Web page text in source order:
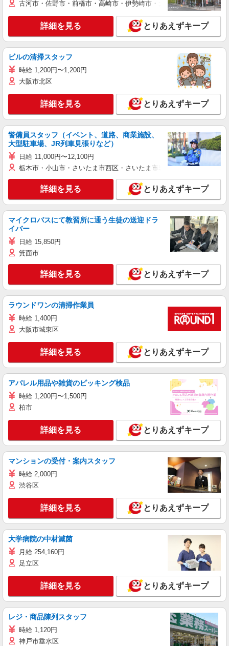
古河市・佐野市・前橋市・高崎市・伊勢崎市・太田市・館林市・藤
詳細を見る とりあえずキープ
ビルの清掃スタッフ
時給 1,200円〜1,200円
大阪市北区
詳細を見る とりあえずキープ
警備員スタッフ（イベント、道路、商業施設、
大型駐車場、JR列車見張りなど）
日給 11,000円〜12,100円
栃木市・小山市・さいたま市西区・さいたま市岩槻区・久喜市・蓮田
詳細を見る とりあえずキープ
マイクロバスにて教習所に通う生徒の送迎ドラ
イバー
日給 15,850円
箕面市
詳細を見る とりあえずキープ
ラウンドワンの清掃作業員
時給 1,400円
大阪市城東区
詳細を見る とりあえずキープ
アパレル用品や雑貨のピッキング検品
時給 1,200円〜1,500円
柏市
詳細を見る とりあえずキープ
マンションの受付・案内スタッフ
時給 2,000円
渋谷区
詳細を見る とりあえずキープ
大学病院の中材滅菌
月給 254,160円
足立区
詳細を見る とりあえずキープ
レジ・商品陳列スタッフ
時給 1,120円
神戸市垂水区